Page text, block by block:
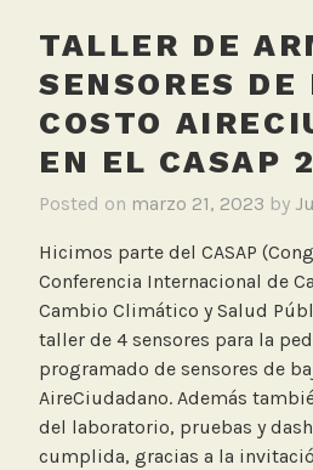
t
o
,
S
e
s
o
r
e
s
d
e
b
a
TALLER DE
SENSORES DE
COSTO
EN EL CASAP
Posted on marzo 21, 2023 by
Hicimos parte del CASAP
Conferencia Internacional de
Cambio Climático y Salud
taller de 4 sensores para la
programado de sensores de
AireCiudadano. Además
del laboratorio, pruebas y
cumplida, gracias a la